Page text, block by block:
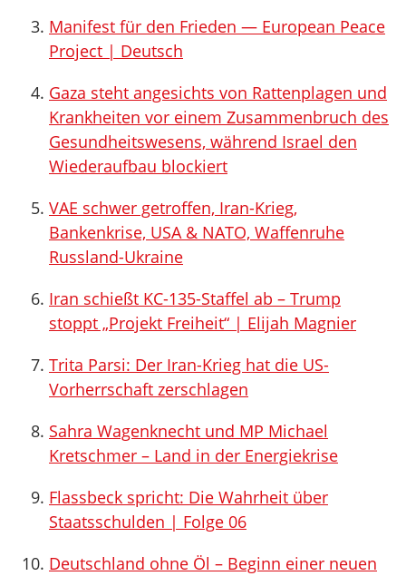
Manifest für den Frieden — European Peace
Project | Deutsch
Gaza steht angesichts von Rattenplagen und
Krankheiten vor einem Zusammenbruch des
Gesundheitswesens, während Israel den
Wiederaufbau blockiert
VAE schwer getroffen, Iran-Krieg,
Bankenkrise, USA & NATO, Waffenruhe
Russland-Ukraine
Iran schießt KC-135-Staffel ab – Trump
stoppt „Projekt Freiheit“ | Elijah Magnier
Trita Parsi: Der Iran-Krieg hat die US-
Vorherrschaft zerschlagen
Sahra Wagenknecht und MP Michael
Kretschmer – Land in der Energiekrise
Flassbeck spricht: Die Wahrheit über
Staatsschulden | Folge 06
Deutschland ohne Öl – Beginn einer neuen